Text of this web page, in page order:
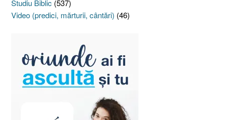
Studiu Biblic (537)
Video (predici, mărturii, cântări) (46)